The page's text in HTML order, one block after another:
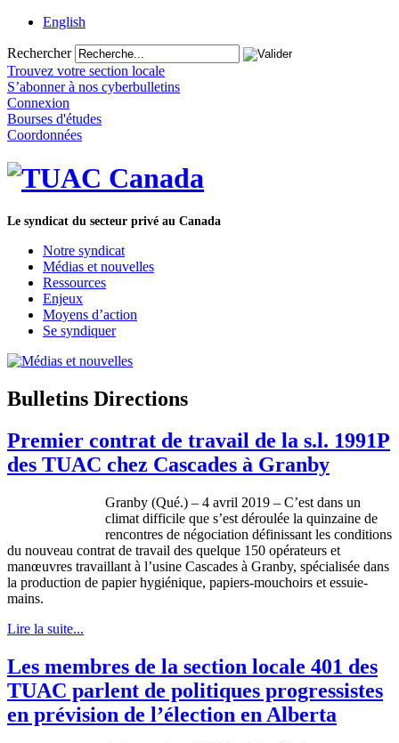
English
Rechercher
Trouvez votre section locale
S’abonner à nos cyberbulletins
Connexion
Bourses d'études
Coordonnées
Le syndicat du secteur privé au Canada
Notre syndicat
Médias et nouvelles
Ressources
Enjeux
Moyens d’action
Se syndiquer
Bulletins Directions
Premier contrat de travail de la s.l. 1991P
des TUAC chez Cascades à Granby
Granby (Qué.) – 4 avril 2019 – C’est dans un
climat difficile que s’est déroulée la quinzaine de
rencontres de négociation définissant les conditions
du nouveau contrat de travail des quelque 150 opérateurs et
manœuvres travaillant à l’usine Cascades à Granby, spécialisée dans
la production de papier hygiénique, papiers-mouchoirs et essuie-
mains.
Lire la suite...
Les membres de la section locale 401 des
TUAC parlent de politiques progressistes
en prévision de l’élection en Alberta